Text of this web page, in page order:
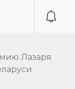
Лазаря